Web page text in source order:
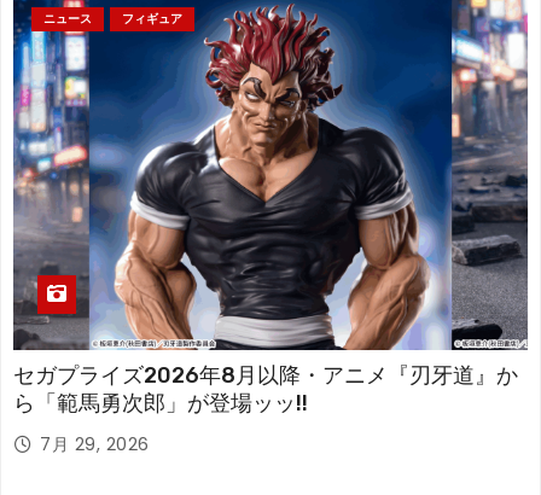
ニュース フィギュア
セガプライズ2026年8月以降・アニメ『刃牙道』か
ら「範馬勇次郎」が登場ッッ!!
7月 29, 2026